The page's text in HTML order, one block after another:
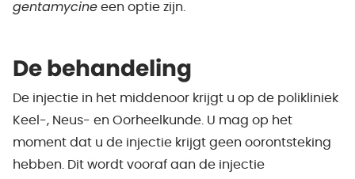
gentamycine een optie zijn.
De behandeling
De injectie in het middenoor krijgt u op de polikliniek
Keel-, Neus- en Oorheelkunde. U mag op het
moment dat u de injectie krijgt geen oorontsteking
hebben. Dit wordt vooraf aan de injectie